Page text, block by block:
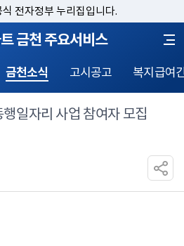
전자정부 누리집입니다.
금천 주요서비스
금천소식 고시공고 복지급여
일자리 사업 참여자 모집